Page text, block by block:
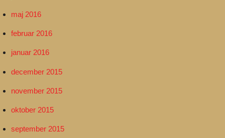
maj 2016
februar 2016
januar 2016
december 2015
november 2015
oktober 2015
september 2015